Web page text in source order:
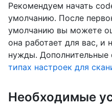
Рекомендуем начать
умолчанию. После
умолчанию вы можете
она работает для вас, и
нужды. Дополнительные
типах настроек для
Необходимые